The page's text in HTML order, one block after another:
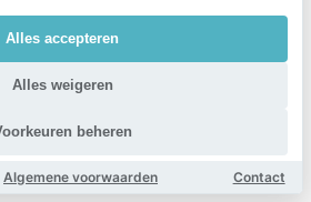
Pijp Oude Pijp
Alles accepteren
Alles weigeren
beheren
Algemene voorwaarden Contact